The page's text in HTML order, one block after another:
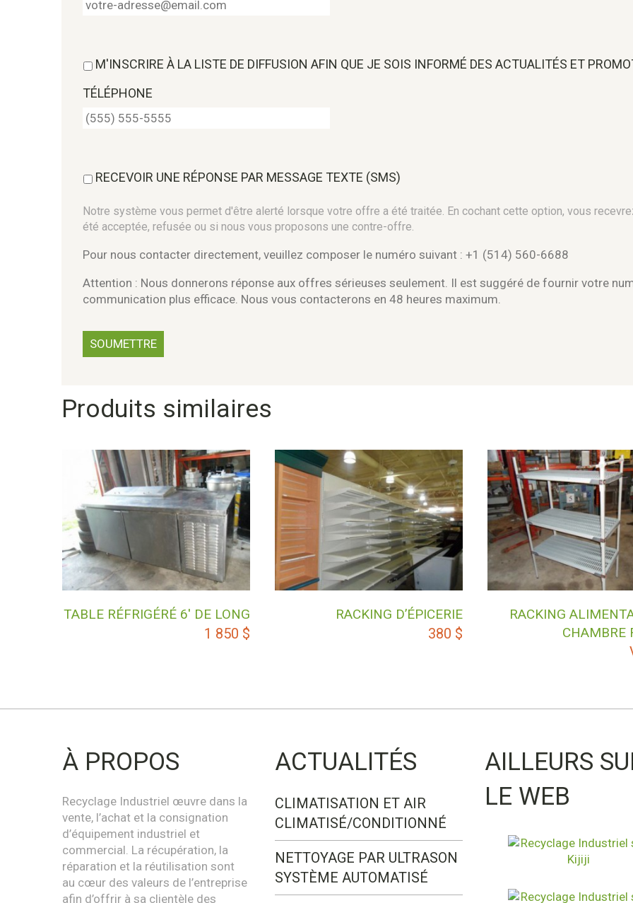
M'INSCRIRE À LA LISTE DE DIFFUSION AFIN QUE JE SOIS INFORMÉ DES ACTUALITÉS ET
TÉLÉPHONE
RECEVOIR UNE RÉPONSE PAR MESSAGE TEXTE (SMS)
Notre système vous permet d'être alerté lorsque votre offre a été traitée. En cochant cette option, vous
été acceptée, refusée ou si nous vous proposons une contre-offre.
Pour nous contacter directement, veuillez composer le numéro suivant : +1 (514) 560-6688
Attention : Nous donnerons réponse aux offres sérieuses seulement. Il est suggéré de fournir votre
communication plus efficace. Nous vous contacterons en 48 heures maximum.
Produits similaires
TABLE RÉFRIGÉRÉ 6′ DE LONG
1 850 $
RACKING D’ÉPICERIE
380 $
RACKING
CHAMBRE
À PROPOS
Recyclage Industriel œuvre dans la
vente, l’achat et la consignation
d’équipement industriel et
commercial. La récupération, la
réparation et la réutilisation sont
au cœur des valeurs de l’entreprise
afin d’offrir à sa clientèle des
ACTUALITÉS
CLIMATISATION ET AIR
CLIMATISÉ/CONDITIONNÉ
NETTOYAGE PAR ULTRASON
SYSTÈME AUTOMATISÉ
AILLEURS
LE WEB